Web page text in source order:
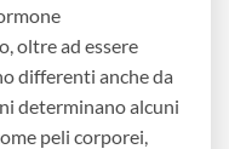
oltre ad essere
differenti anche da
determinano alcuni
peli corporei,